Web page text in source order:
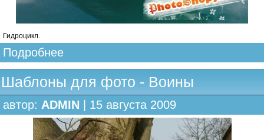
Гидроцикл.
Подробнее
Шаблоны для фото - Воины
автор: ADMIN | 15 августа 2009